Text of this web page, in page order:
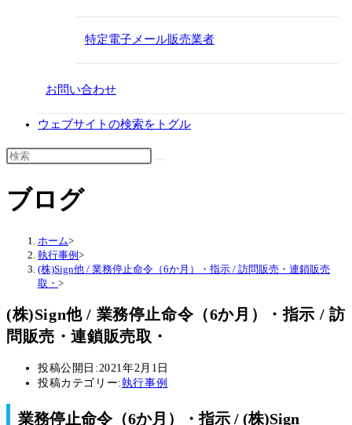
特定電子メール販売業者
お問い合わせ
ウェブサイトの検索をトグル
ブログ
ホーム>
執行事例 >
(株)Sign他 / 業務停止命令（6か月）・指示 / 訪問販売・連鎖販売
取・ >
(株)Sign他 / 業務停止命令（6か月）・指示 / 訪
問販売・連鎖販売取・
投稿公開日:2021年2月1日
投稿カテゴリー:執行事例
業務停止命令（6か月）・指示 / (株)Sign